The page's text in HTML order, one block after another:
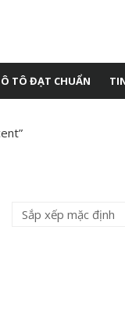
TÔ ĐẠT CHUẨN